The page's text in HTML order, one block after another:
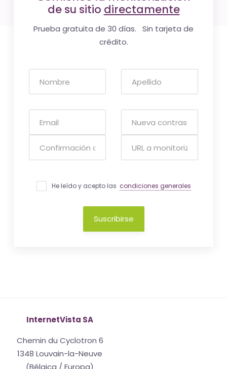
de su sitio directamente
Prueba gratuita de 30 días. Sin tarjeta de
crédito.
He leído y acepto las condiciones generales
Suscribirse
InternetVista SA
Chemin du Cyclotron 6
1348 Louvain-la-Neuve
(Bélgica / Europa)